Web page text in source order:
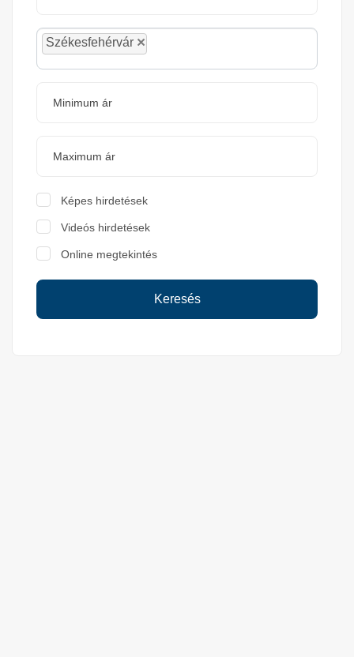
×
Székesfehérvár
Képes hirdetések
Videós hirdetések
Online megtekintés
Keresés